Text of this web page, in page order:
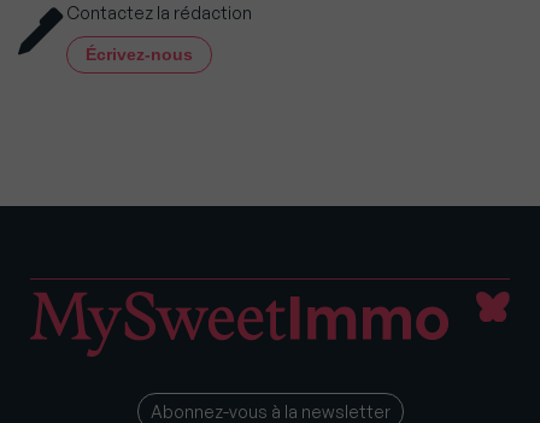
Contactez la rédaction
Écrivez-nous
Abonnez-vous à la newsletter